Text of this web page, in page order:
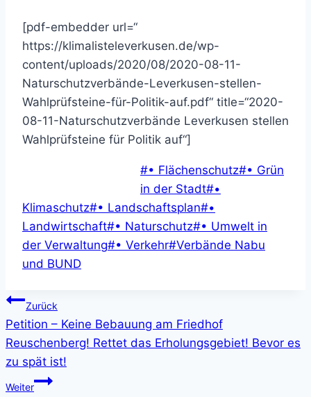
[pdf-embedder url=“
https://klimalisteleverkusen.de/wp-
content/uploads/2020/08/2020-08-11-
Naturschutzverbände-Leverkusen-stellen-
Wahlprüfsteine-für-Politik-auf.pdf“ title=“2020-
08-11-Naturschutzverbände Leverkusen stellen
Wahlprüfsteine für Politik auf“]
Schlagworte:
#• Flächenschutz#• Grün
in der Stadt#•
Klimaschutz#• Landschaftsplan#•
Landwirtschaft#• Naturschutz#• Umwelt in
der Verwaltung#• Verkehr#Verbände Nabu
und BUND
Beitragsnavigation
Zurück
Petition – Keine Bebauung am Friedhof
Reuschenberg! Rettet das Erholungsgebiet! Bevor es
zu spät ist!
Weiter